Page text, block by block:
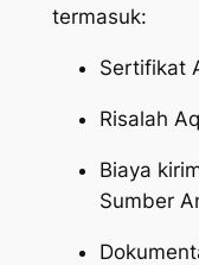
termasuk:
Sertifikat
Risalah
Biaya
Sumber